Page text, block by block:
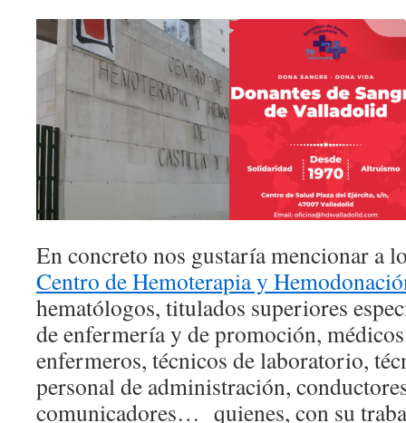
En concreto nos gustaría mencionar a
Centro de Hemoterapia y
hematólogos, titulados superiores
de enfermería y de promoción,
enfermeros, técnicos de laboratorio,
personal de administración,
comunicadores… quienes, con su